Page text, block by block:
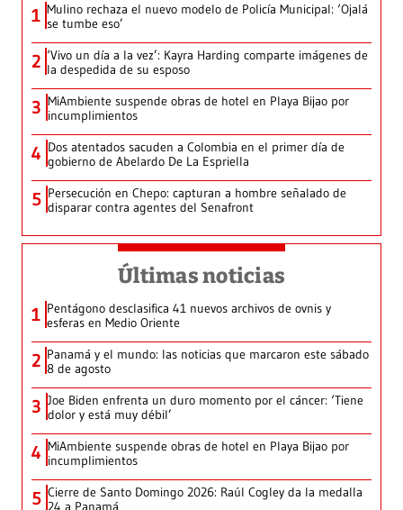
1 Mulino rechaza el nuevo modelo de Policía Municipal: ‘Ojalá
se tumbe eso’
2 ‘Vivo un día a la vez’: Kayra Harding comparte imágenes de
la despedida de su esposo
3 MiAmbiente suspende obras de hotel en Playa Bijao por
incumplimientos
4 Dos atentados sacuden a Colombia en el primer día de
gobierno de Abelardo De La Espriella
5 Persecución en Chepo: capturan a hombre señalado de
disparar contra agentes del Senafront
Últimas noticias
1 Pentágono desclasifica 41 nuevos archivos de ovnis y
esferas en Medio Oriente
2 Panamá y el mundo: las noticias que marcaron este sábado
8 de agosto
3 Joe Biden enfrenta un duro momento por el cáncer: ‘Tiene
dolor y está muy débil’
4 MiAmbiente suspende obras de hotel en Playa Bijao por
incumplimientos
5 Cierre de Santo Domingo 2026: Raúl Cogley da la medalla